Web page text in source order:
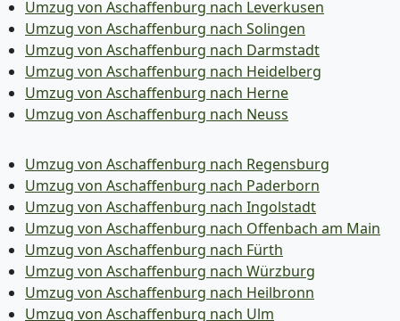
Umzug von Aschaffenburg nach Leverkusen
Umzug von Aschaffenburg nach Solingen
Umzug von Aschaffenburg nach Darmstadt
Umzug von Aschaffenburg nach Heidelberg
Umzug von Aschaffenburg nach Herne
Umzug von Aschaffenburg nach Neuss
Umzug von Aschaffenburg nach Regensburg
Umzug von Aschaffenburg nach Paderborn
Umzug von Aschaffenburg nach Ingolstadt
Umzug von Aschaffenburg nach Offenbach am Main
Umzug von Aschaffenburg nach Fürth
Umzug von Aschaffenburg nach Würzburg
Umzug von Aschaffenburg nach Heilbronn
Umzug von Aschaffenburg nach Ulm